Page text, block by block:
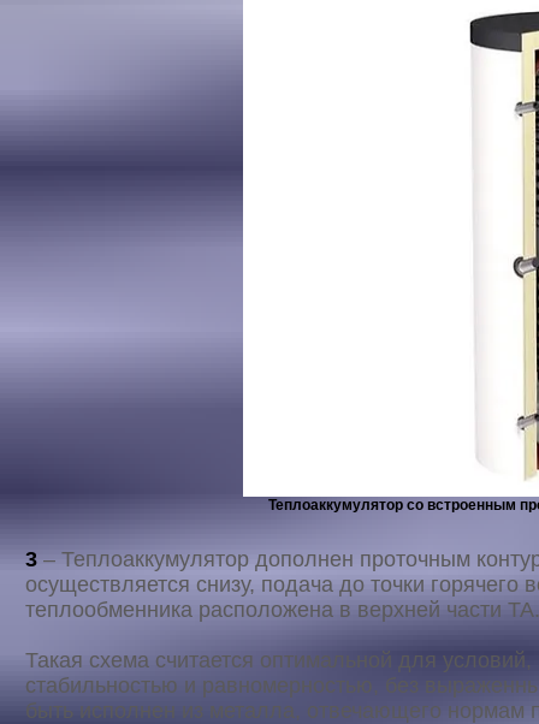
Теплоаккумулятор со встроенным
3 – Теплоаккумулятор дополнен проточным
осуществляется снизу, подача до точки горячего
теплообменника расположена в верхней части ТА.
Такая схема считается оптимальной для
стабильностью и равномерностью, без
быть исполнен из металла, отвечающего нормам